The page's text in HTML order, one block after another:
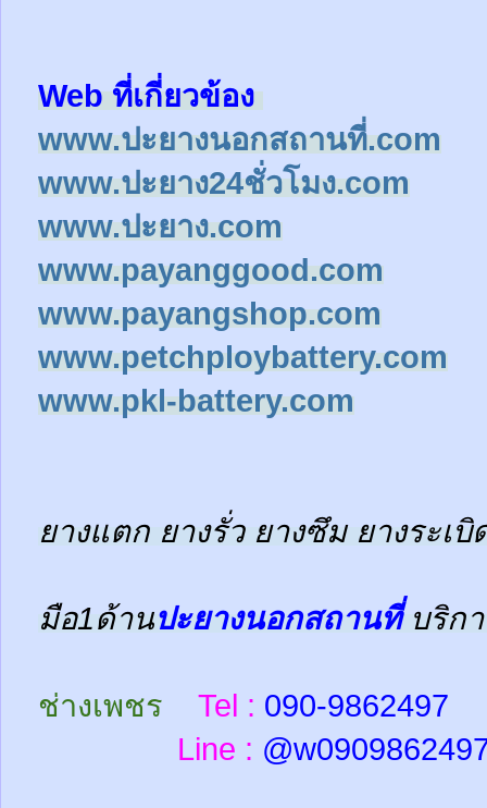
Web ที่เกี่ยวข้อง
www.ปะยางนอกสถานที่.com
www.ปะยาง24ชั่วโมง.com
www.ปะยาง.com
www.payanggood.com
www.payangshop.com
www.petchploybattery.com
www.pkl-battery.com
ยางแตก ยางรั่ว ยางซึม ยางระเบิ
มือ1ด้านปะยางนอกสถานที่ บริก
ช่างเพชร Tel : 090-9862497
Line : @w